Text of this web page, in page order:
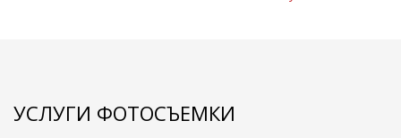
УСЛУГИ ФОТОСЪЕМКИ